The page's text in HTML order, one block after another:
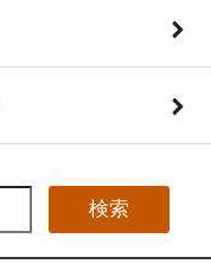
検索